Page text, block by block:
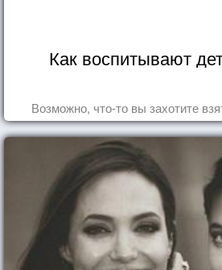
Как воспитывают
Возможно, что-то вы захотите